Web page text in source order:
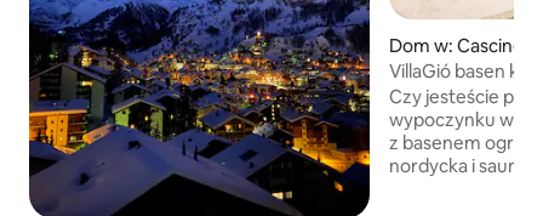
Dom w:
VillaGió basen
wyłącznego
Czy jesteście
wypoczynku w
z basenem
nordycka i